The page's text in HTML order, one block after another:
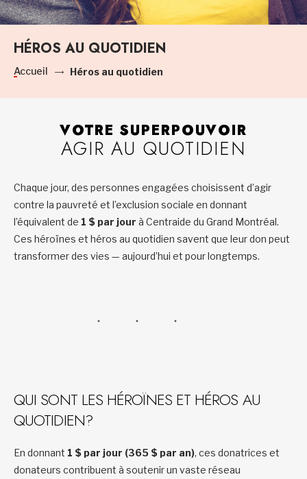
HÉROS AU QUOTIDIEN
Accueil Héros au quotidien
VOTRE SUPERPOUVOIR
AGIR AU QUOTIDIEN
Chaque jour, des personnes engagées choisissent d’agir
contre la pauvreté et l’exclusion sociale en donnant
l’équivalent de 1 $ par jour à Centraide du Grand Montréal.
Ces héroïnes et héros au quotidien savent que leur don peut
transformer des vies — aujourd’hui et pour longtemps.
QUI SONT LES HÉROÏNES ET HÉROS AU
QUOTIDIEN?
En donnant 1 $ par jour (365 $ par an), ces donatrices et
donateurs contribuent à soutenir un vaste réseau